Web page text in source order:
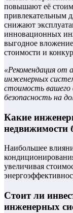
повышают её
привлекательным
снижают
инновационных
выгодное
стоимости и
«Рекомендация от
инженерных
стоимость вашего
безопасность на
Какие
недвижимости
Наибольшее
увеличивая
Стоит ли
инженерных